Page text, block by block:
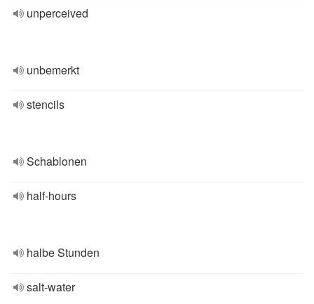
unperceived
unbemerkt
stencils
Schablonen
half-hours
halbe Stunden
salt-water